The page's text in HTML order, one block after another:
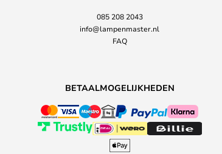
085 208 2043
info@lampenmaster.nl
FAQ
BETAALMOGELIJKHEDEN